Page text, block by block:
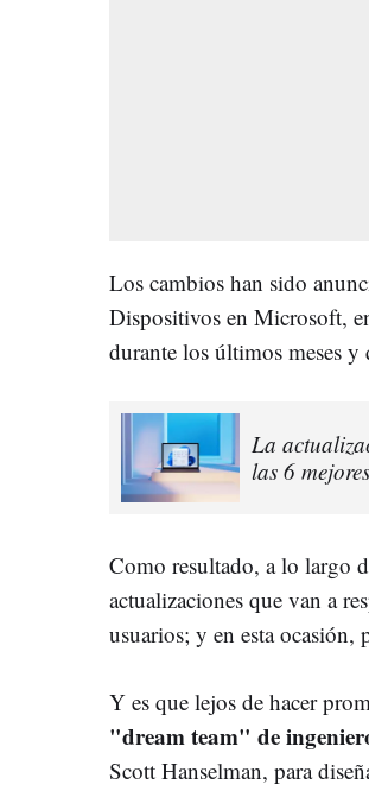
Los cambios han sido
Dispositivos en Microsoft,
durante los últimos meses
La
las 6
Como resultado, a lo largo
actualizaciones que van a
usuarios; y en esta ocasión,
Y es que lejos de hacer
"dream team" de
Scott Hanselman, para